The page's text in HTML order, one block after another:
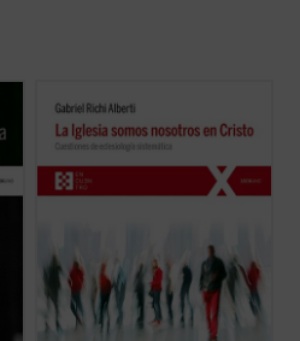
una reflexión crítica y sistemática sobre la
Iglesia, el pueblo de los fieles cristianos,
realidad visible y tangible para el hombre
ella, se puede ...